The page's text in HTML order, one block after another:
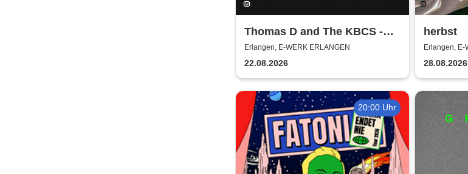
Thomas D and The KBCS -
Neocortex Tour 2026
Erlangen, E-WERK ERLANGEN
22.08.2026
herbst
Erlangen, E-
28.08.2026
20:00 Uhr